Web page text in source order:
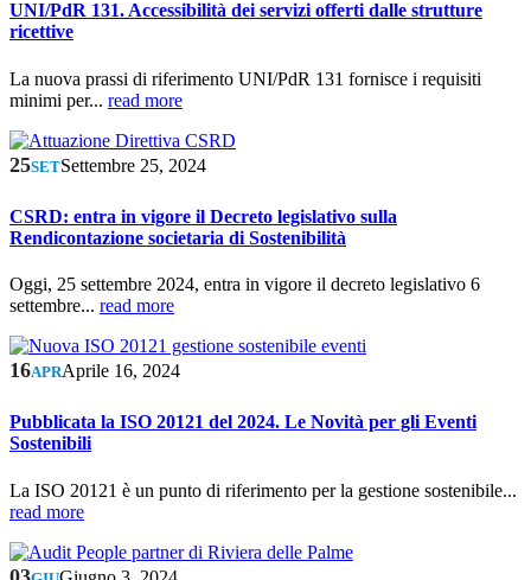
UNI/PdR 131. Accessibilità dei servizi offerti dalle strutture
ricettive
La nuova prassi di riferimento UNI/PdR 131 fornisce i requisiti
minimi per... read more
25SETSettembre 25, 2024
CSRD: entra in vigore il Decreto legislativo sulla
Rendicontazione societaria di Sostenibilità
Oggi, 25 settembre 2024, entra in vigore il decreto legislativo 6
settembre... read more
16APRAprile 16, 2024
Pubblicata la ISO 20121 del 2024. Le Novità per gli Eventi
Sostenibili
La ISO 20121 è un punto di riferimento per la gestione sostenibile...
read more